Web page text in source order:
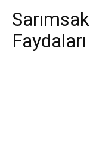
Sarımsak